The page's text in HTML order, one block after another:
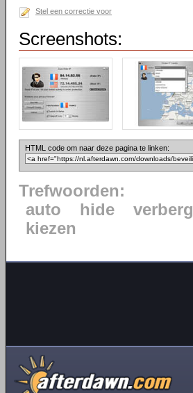
Stel een correctie voor
Screenshots:
HTML code om naar deze pagina te linken:
Trefwoorden:
auto
hide verberg
kiezen